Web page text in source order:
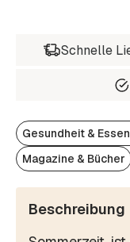
Schnelle
Gesundheit &
Magazine & Bücher
Beschreibung